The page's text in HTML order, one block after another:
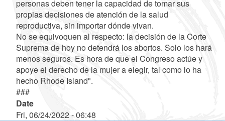
personas deben tener la capacidad de tomar sus
propias decisiones de atención de la salud
reproductiva, sin importar dónde vivan.
No se equivoquen al respecto: la decisión de la Corte
Suprema de hoy no detendrá los abortos. Solo los hará
menos seguros. Es hora de que el Congreso actúe y
apoye el derecho de la mujer a elegir, tal como lo ha
hecho Rhode Island".
###
Date
Fri, 06/24/2022 - 06:48